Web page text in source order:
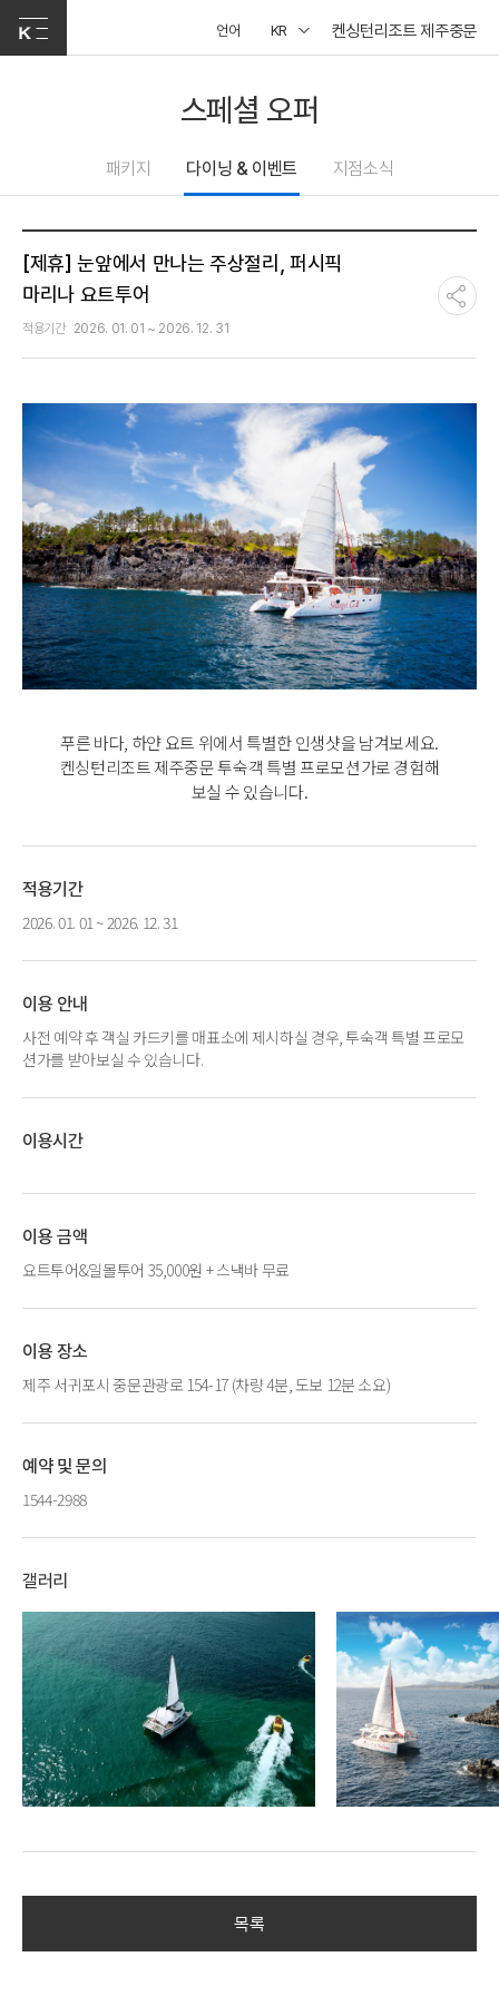
언어 KR 켄싱턴리조트 제주중문
스페셜 오퍼
패키지 다이닝 & 이벤트 지점소식
[제휴] 눈앞에서 만나는 주상절리, 퍼시픽
마리나 요트투어
적용기간 2026. 01. 01 ~ 2026. 12. 31
푸른 바다, 하얀 요트 위에서 특별한 인생샷을 남겨보세요.
켄싱턴리조트 제주중문 투숙객 특별 프로모션가로 경험해
보실 수 있습니다.
적용기간
2026. 01. 01 ~ 2026. 12. 31
이용 안내
사전 예약 후 객실 카드키를 매표소에 제시하실 경우, 투숙객 특별 프로모
션가를 받아보실 수 있습니다.
이용시간
이용 금액
요트투어&일몰투어 35,000원 + 스낵바 무료
이용 장소
제주 서귀포시 중문관광로 154-17 (차량 4분, 도보 12분 소요)
예약 및 문의
1544-2988
갤러리
목록